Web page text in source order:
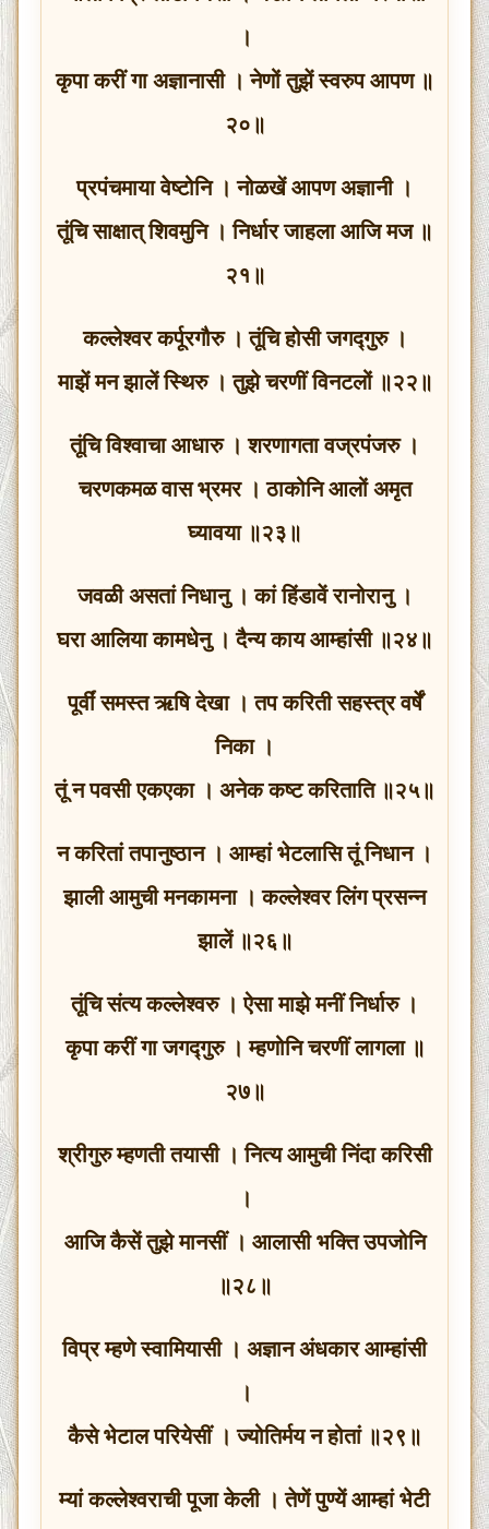
।
कृपा करीं गा अज्ञानासी । नेणों तुझें स्वरुप आपण ॥
२०॥
प्रपंचमाया वेष्टोनि । नोळखें आपण अज्ञानी ।
तूंचि साक्षात् शिवमुनि । निर्धार जाहला आजि मज ॥
२१॥
कल्लेश्वर कर्पूरगौरु । तूंचि होसी जगद्गुरु ।
माझें मन झालें स्थिरु । तुझे चरणीं विनटलों ॥२२॥
तूंचि विश्वाचा आधारु । शरणागता वज्रपंजरु ।
चरणकमळ वास भ्रमर । ठाकोनि आलों अमृत
घ्यावया ॥२३॥
जवळी असतां निधानु । कां हिंडावें रानोरानु ।
घरा आलिया कामधेनु । दैन्य काय आम्हांसी ॥२४॥
पूर्वीं समस्त ऋषि देखा । तप करिती सहस्त्र वर्षें
निका ।
तूं न पवसी एकएका । अनेक कष्‍ट करिताति ॥२५॥
न करितां तपानुष्ठान । आम्हां भेटलासि तूं निधान ।
झाली आमुची मनकामना । कल्लेश्वर लिंग प्रसन्न
झालें ॥२६॥
तूंचि संत्य कल्लेश्वरु । ऐसा माझे मनीं निर्धारु ।
कृपा करीं गा जगद्गुरु । म्हणोनि चरणीं लागला ॥
२७॥
श्रीगुरु म्हणती तयासी । नित्य आमुची निंदा करिसी
।
आजि कैसें तुझे मानसीं । आलासी भक्ति उपजोनि
॥२८॥
विप्र म्हणे स्वामियासी । अज्ञान अंधकार आम्हांसी
।
कैसे भेटाल परियेसीं । ज्योतिर्मय न होतां ॥२९॥
म्यां कल्लेश्वराची पूजा केली । तेणें पुण्यें आम्हां भेटी